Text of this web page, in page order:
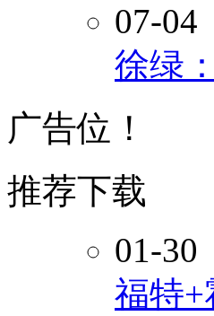
07-04
徐绿
广告位！
推荐下载
01-30
福特+